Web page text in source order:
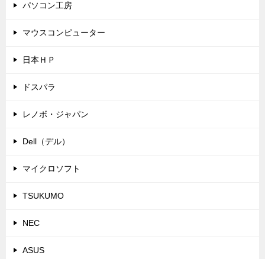
パソコン工房
マウスコンピューター
日本ＨＰ
ドスパラ
レノボ・ジャパン
Dell（デル）
マイクロソフト
TSUKUMO
NEC
ASUS